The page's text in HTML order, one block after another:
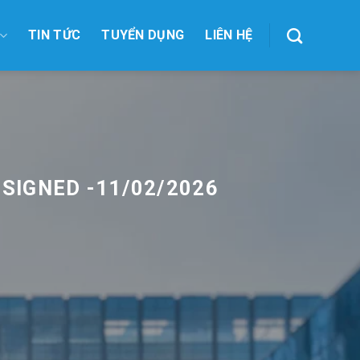
TIN TỨC TUYỂN DỤNG LIÊN HỆ
SIGNED -11/02/2026